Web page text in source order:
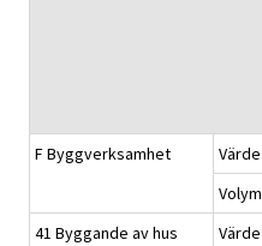
F Byggverksamhet
Värde
Volym
41 Byggande av hus
Värde